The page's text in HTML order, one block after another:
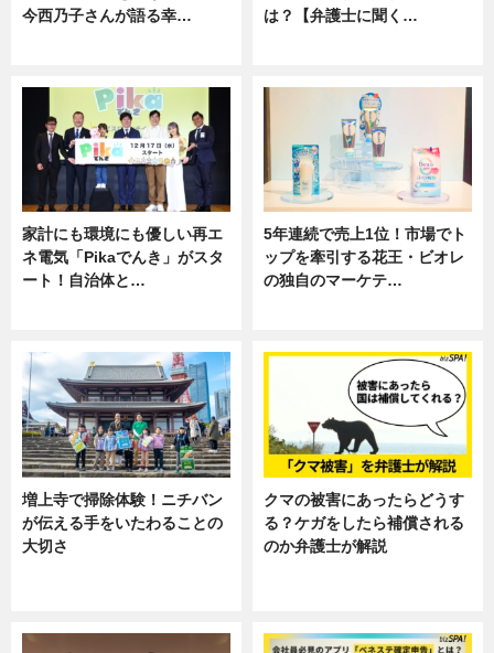
今西乃子さんが語る幸…
は？【弁護士に聞く…
家計にも環境にも優しい再エ
ネ電気「Pikaでんき」がスタ
ート！自治体と…
5年連続で売上1位！市場でト
ップを牽引する花王・ビオレ
の独自のマーケテ…
増上寺で掃除体験！ニチバン
が伝える手をいたわることの
大切さ
クマの被害にあったらどうす
る？ケガをしたら補償される
のか弁護士が解説